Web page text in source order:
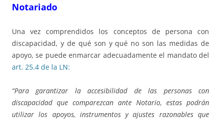
Notariado
Una vez comprendidos los conceptos de persona con
discapacidad, y de qué son y qué no son las medidas de
apoyo, se puede enmarcar adecuadamente el mandato del
art. 25.4 de la LN:
“Para garantizar la accesibilidad de las personas con
discapacidad que comparezcan ante Notario, estas podrán
utilizar los apoyos, instrumentos y ajustes razonables que